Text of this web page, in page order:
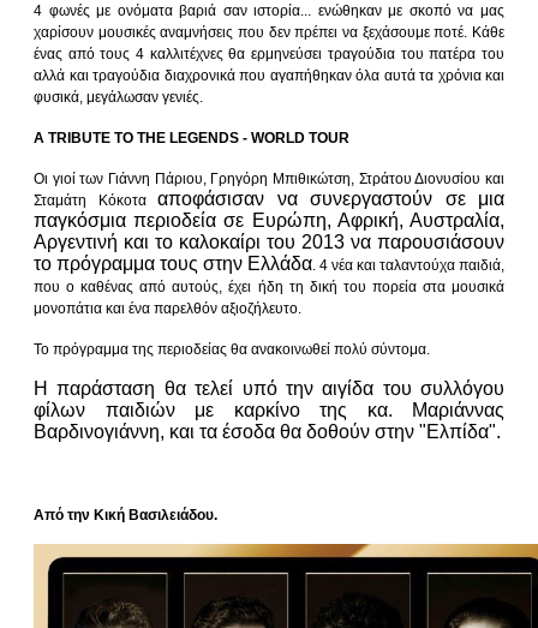
4 φωνές με ονόματα βαριά σαν ιστορία... ενώθηκαν με σκοπό να μας
χαρίσουν μουσικές αναμνήσεις που δεν πρέπει να ξεχάσουμε ποτέ. Κάθε
ένας από τους 4 καλλιτέχνες θα ερμηνεύσει τραγούδια του πατέρα του
αλλά και τραγούδια διαχρονικά που αγαπήθηκαν όλα αυτά τα χρόνια και
φυσικά, μεγάλωσαν γενιές.
A TRIBUTE TO THE LEGENDS - WORLD TOUR
Οι γιοί των Γιάννη Πάριου, Γρηγόρη Μπιθικώτση, Στράτου Διονυσίου και
Σταμάτη Κόκοτα αποφάσισαν να συνεργαστούν σε μια
παγκόσμια περιοδεία σε Ευρώπη, Αφρική, Αυστραλία,
Αργεντινή και το καλοκαίρι του 2013 να παρουσιάσουν
το πρόγραμμα τους στην Ελλάδα . 4 νέα και ταλαντούχα παιδιά,
που ο καθένας από αυτούς, έχει ήδη τη δική του πορεία στα μουσικά
μονοπάτια και ένα παρελθόν αξιοζήλευτο.
Το πρόγραμμα της περιοδείας θα ανακοινωθεί πολύ σύντομα.
Η παράσταση θα τελεί υπό την αιγίδα του συλλόγου
φίλων παιδιών με καρκίνο της κα. Μαριάννας
Βαρδινογιάννη, και τα έσοδα θα δοθούν στην "Ελπίδα".
Από την Κική Βασιλειάδου.